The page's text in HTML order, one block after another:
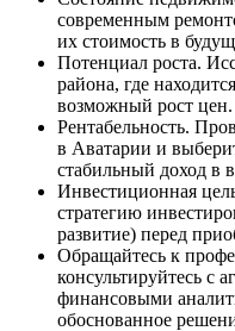
современным
их стоимость в
Потенциал роста.
района, где
возможный рост цен.
Рентабельность.
в Аватарии и
стабильный доход в
Инвестиционная
стратегию
развитие) перед
Обращайтесь к
консультируйтесь с
финансовыми
обоснованное